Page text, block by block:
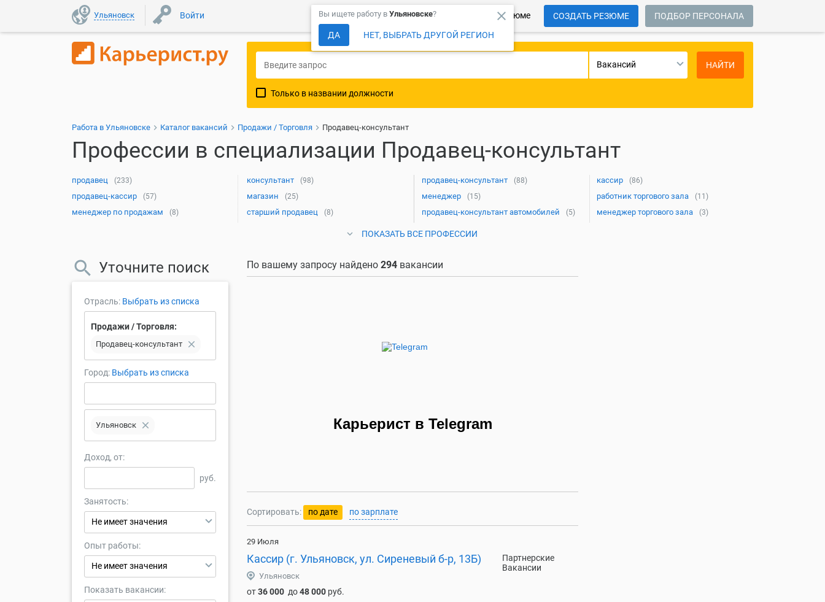
Ульяновск Войти СОЗДАТЬ РЕЗЮМЕ ПОДБОР ПЕРСОНАЛА
Более 150 000 компаний ждут Ваше резюме
close
Вы ищете работу в Ульяновске?
ДА НЕТ, ВЫБРАТЬ ДРУГОЙ РЕГИОН
Вакансий НАЙТИ
Только в названии должности
Работа в Ульяновске Каталог вакансий Продажи / Торговля Продавец-консультант
Профессии в специализации Продавец-консультант
продавец (233) консультант (98) продавец-консультант (88) кассир (86)
продавец-кассир (57) магазин (25) менеджер (15) работник торгового зала (11)
менеджер по продажам (8) старший продавец (8) продавец-консультант автомобилей (5) менеджер торгового зала (3)
ПОКАЗАТЬ ВСЕ ПРОФЕССИИ
По вашему запросу найдено 294 вакансии
Карьерист в Telegram
Сортировать: по дате по зарплате
29 Июля
Партнерские
Вакансии
Кассир (г. Ульяновск, ул. Сиреневый б-р, 13Б)
Ульяновск
от36 000 до48 000 руб.
Уточните поиск
Отрасль: Выбрать из списка
Продажи / Торговля:
Продавец-консультант close
Город: Выбрать из списка
Ульяновск close
Доход, от:
руб.
Занятость:
Не имеет значения
Опыт работы:
Не имеет значения
Показать вакансии: